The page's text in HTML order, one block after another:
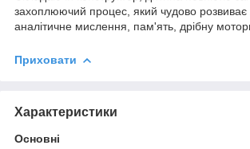
захоплюючий процес, який чудово розвиває
аналітичне мислення, пам'ять, дрібну
Приховати
Характеристики
Основні